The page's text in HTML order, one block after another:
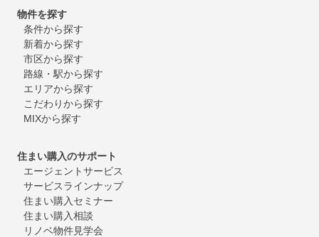
物件を探す
条件から探す
新着から探す
市区から探す
路線・駅から探す
エリアから探す
こだわりから探す
MIXから探す
住まい購入のサポート
エージェントサービス
サービスラインナップ
住まい購入セミナー
住まい購入相談
リノベ物件見学会